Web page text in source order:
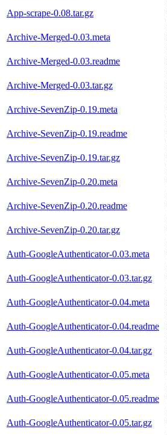
App-scrape-0.08.tar.gz
Archive-Merged-0.03.meta
Archive-Merged-0.03.readme
Archive-Merged-0.03.tar.gz
Archive-SevenZip-0.19.meta
Archive-SevenZip-0.19.readme
Archive-SevenZip-0.19.tar.gz
Archive-SevenZip-0.20.meta
Archive-SevenZip-0.20.readme
Archive-SevenZip-0.20.tar.gz
Auth-GoogleAuthenticator-0.03.meta
Auth-GoogleAuthenticator-0.03.tar.gz
Auth-GoogleAuthenticator-0.04.meta
Auth-GoogleAuthenticator-0.04.readme
Auth-GoogleAuthenticator-0.04.tar.gz
Auth-GoogleAuthenticator-0.05.meta
Auth-GoogleAuthenticator-0.05.readme
Auth-GoogleAuthenticator-0.05.tar.gz